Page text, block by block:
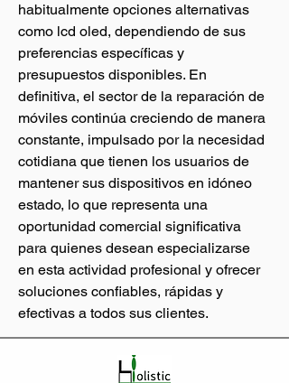
habitualmente opciones alternativas
como lcd oled, dependiendo de sus
preferencias específicas y
presupuestos disponibles. En
definitiva, el sector de la reparación de
móviles continúa creciendo de manera
constante, impulsado por la necesidad
cotidiana que tienen los usuarios de
mantener sus dispositivos en idóneo
estado, lo que representa una
oportunidad comercial significativa
para quienes desean especializarse
en esta actividad profesional y ofrecer
soluciones confiables, rápidas y
efectivas a todos sus clientes.